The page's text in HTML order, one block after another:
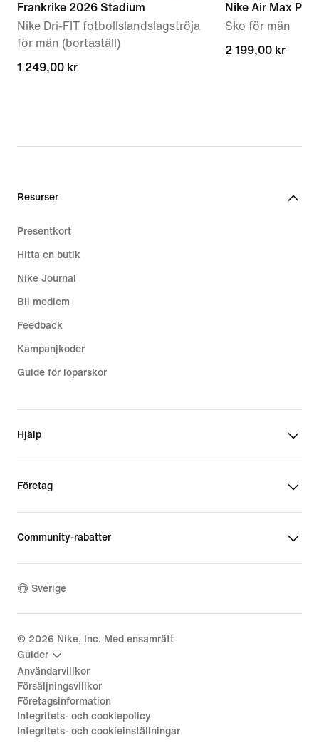
Frankrike 2026 Stadium
Nike Dri-FIT fotbollslandslagströja
för män (bortaställ)
1 249,00 kr
1 249,00 kr
Nike Air Max Plus
Sko för män
2 199,00 kr
2 199,00 kr
Resurser
Presentkort
Hitta en butik
Nike Journal
Bli medlem
Feedback
Kampanjkoder
Guide för löparskor
Hjälp
Företag
Community-rabatter
Sverige
© 2026 Nike, Inc. Med ensamrätt
Guider
Användarvillkor
Försäljningsvillkor
Företagsinformation
Integritets- och cookiepolicy
Integritets- och cookieinställningar